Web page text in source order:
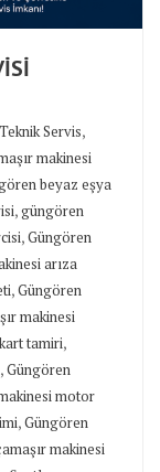
Servis,
makinesi
beyaz eşya
,güngören
,Güngören
arıza
,Güngören
makinesi
tamiri,
,Güngören
motor
,Güngören
makinesi